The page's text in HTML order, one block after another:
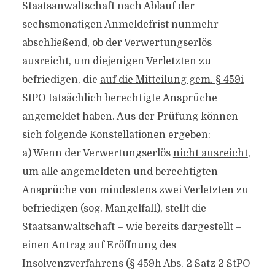
Staatsanwaltschaft nach Ablauf der
sechsmonatigen Anmeldefrist nunmehr
abschließend, ob der Verwertungserlös
ausreicht, um diejenigen Verletzten zu
befriedigen, die auf die Mitteilung gem. § 459i
StPO tatsächlichberechtigte Ansprüche
angemeldet haben. Aus der Prüfung können
sich folgende Konstellationen ergeben:
a) Wenn der Verwertungserlös nicht ausreicht,
um alle angemeldeten und berechtigten
Ansprüche von mindestens zwei Verletzten zu
befriedigen (sog. Mangelfall), stellt die
Staatsanwaltschaft – wie bereits dargestellt –
einen Antrag auf Eröffnung des
Insolvenzverfahrens (§ 459h Abs. 2 Satz 2 StPO